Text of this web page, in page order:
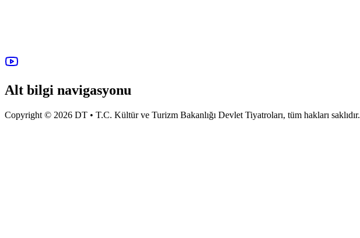
Alt bilgi navigasyonu
Copyright © 2026 DT • T.C. Kültür ve Turizm Bakanlığı Devlet Tiyatroları, tüm hakları saklıdır.